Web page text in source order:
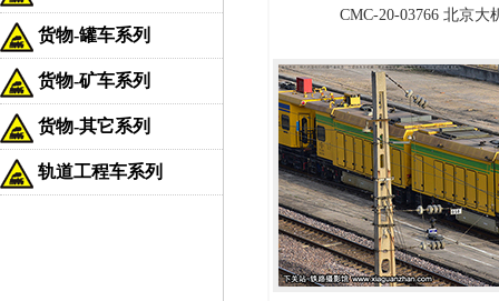
货物-罐车系列
货物-矿车系列
货物-其它系列
轨道工程车系列
CMC-20-03766 北京大